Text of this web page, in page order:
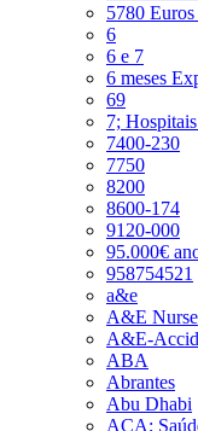
5780
6
6 e 7
6 meses
69
7;
7400-230
7750
8200
8600-174
9120-000
95.000€
958754521
a&e
A&E Nurse
A&E-
ABA
Abrantes
Abu Dhabi
ACA;